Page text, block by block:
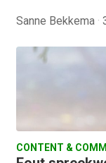
Sanne Bekkema ·
CONTENT &